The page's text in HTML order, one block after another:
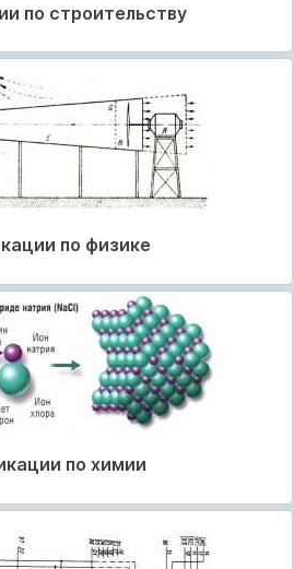
по строительству
по физике
по химии